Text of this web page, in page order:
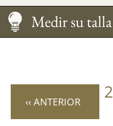
Medir su talla
‹‹ ANTERIOR 2